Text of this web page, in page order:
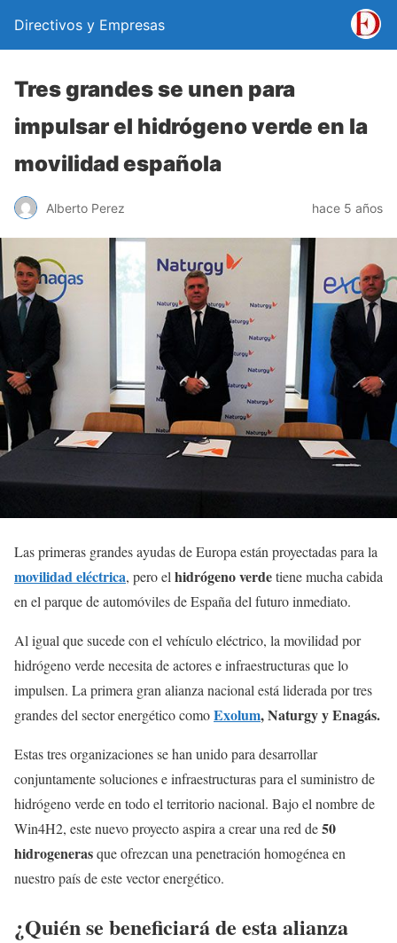
Directivos y Empresas
Tres grandes se unen para
impulsar el hidrógeno verde en la
movilidad española
Alberto Perez hace 5 años
Las primeras grandes ayudas de Europa están proyectadas para la
movilidad eléctrica, pero el hidrógeno verdetiene mucha cabida
en el parque de automóviles de España del futuro inmediato.
Al igual que sucede con el vehículo eléctrico, la movilidad por
hidrógeno verde necesita de actores e infraestructuras que lo
impulsen. La primera gran alianza nacional está liderada por tres
grandes del sector energético comoExolum, Naturgy y Enagás.
Estas tres organizaciones se han unido para desarrollar
conjuntamente soluciones e infraestructuras para el suministro de
hidrógeno verde en todo el territorio nacional. Bajo el nombre de
Win4H2, este nuevo proyecto aspira a crear una red de50
hidrogenerasque ofrezcan una penetración homogénea en
nuestro país de este vector energético.
¿Quién se beneficiará de esta alianza